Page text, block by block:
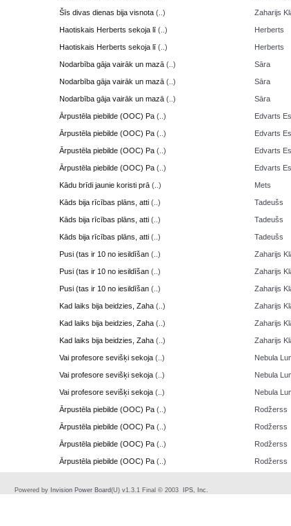
Šīs divas dienas bija visnota (..) Zaharijs
Haotiskais Herberts sekoja lī (..) Herberts
Haotiskais Herberts sekoja lī (..) Herberts
Nodarbība gāja vairāk un mazā (..) Sāra
Nodarbība gāja vairāk un mazā (..) Sāra
Nodarbība gāja vairāk un mazā (..) Sāra
Ārpustēla piebilde (OOC) Pa (..) Edvarts
Ārpustēla piebilde (OOC) Pa (..) Edvarts
Ārpustēla piebilde (OOC) Pa (..) Edvarts
Ārpustēla piebilde (OOC) Pa (..) Edvarts
Kādu brīdi jaunie koristi prā (..) Mets
Kāds bija rīcības plāns, atti (..) Tadeušs
Kāds bija rīcības plāns, atti (..) Tadeušs
Kāds bija rīcības plāns, atti (..) Tadeušs
Pusi (tas ir 10 no iesildīšan (..) Zaharijs
Pusi (tas ir 10 no iesildīšan (..) Zaharijs
Pusi (tas ir 10 no iesildīšan (..) Zaharijs
Kad laiks bija beidzies, Zaha (..) Zaharijs
Kad laiks bija beidzies, Zaha (..) Zaharijs
Kad laiks bija beidzies, Zaha (..) Zaharijs
Vai profesore sevišķi sekoja (..) Nebula
Vai profesore sevišķi sekoja (..) Nebula
Vai profesore sevišķi sekoja (..) Nebula
Ārpustēla piebilde (OOC) Pa (..) Rodžerss
Ārpustēla piebilde (OOC) Pa (..) Rodžerss
Ārpustēla piebilde (OOC) Pa (..) Rodžerss
Ārpustēla piebilde (OOC) Pa (..) Rodžerss
Powered by Invision Power Board(U) v1.3.1 Final © 2003 IPS, Inc.